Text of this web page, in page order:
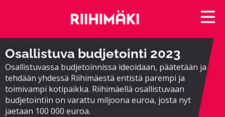
Osallistuva budjetointi 2023
Osallistuvassa budjetoinnissa ideoidaan, päätetään ja
tehdään yhdessä Riihimäestä entistä parempi ja
toimivampi kotipaikka. Riihimäellä osallistuvaan
budjetointiin on varattu miljoona euroa, josta nyt
jaetaan 100 000 euroa.